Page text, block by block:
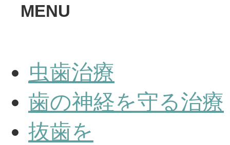
MENU
虫歯治療
歯の神経を守る治療
抜歯を